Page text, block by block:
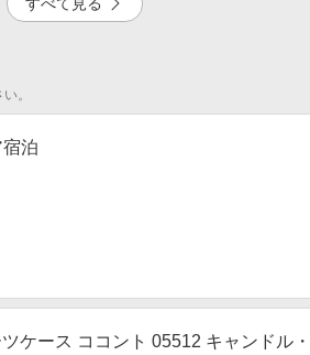
。
宿泊
ケース ココント 05512 キャンドル